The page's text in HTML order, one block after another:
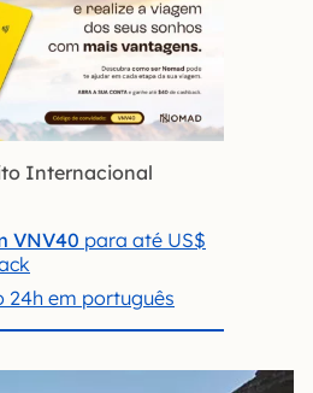
Internacional
VNV40 para até US$
24h em português